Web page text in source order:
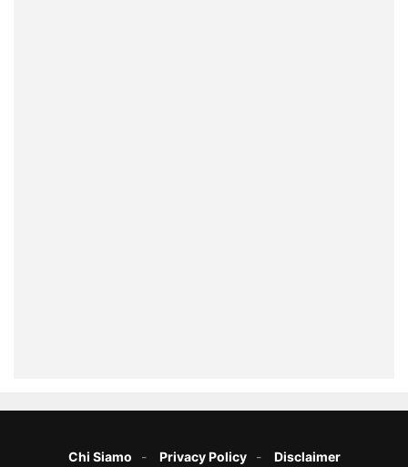
Chi Siamo Privacy Policy Disclaimer